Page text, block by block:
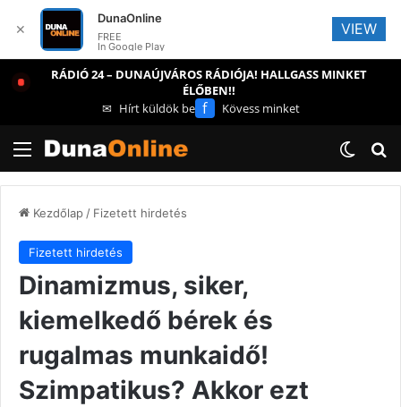
RÁDIÓ 24 – DUNAÚJVÁROS RÁDIÓJA! HALLGASS MINKET
ÉLŐBEN!!
✉ Hírt küldök be f Kövess minket
Menü
Kezdőlap/ Fizetett hirdetés
Fizetett hirdetés
Dinamizmus, siker,
kiemelkedő bérek és
rugalmas munkaidő!
Szimpatikus? Akkor ezt
✕
DunaOnline
FREE
In Google Play
VIEW